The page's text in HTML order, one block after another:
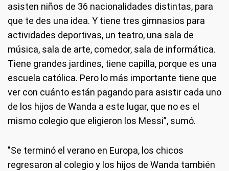
asisten niños de 36 nacionalidades distintas, para
que te des una idea. Y tiene tres gimnasios para
actividades deportivas, un teatro, una sala de
música, sala de arte, comedor, sala de informática.
Tiene grandes jardines, tiene capilla, porque es una
escuela católica. Pero lo más importante tiene que
ver con cuánto están pagando para asistir cada uno
de los hijos de Wanda a este lugar, que no es el
mismo colegio que eligieron los Messi”, sumó.
"Se terminó el verano en Europa, los chicos
regresaron al colegio y los hijos de Wanda también